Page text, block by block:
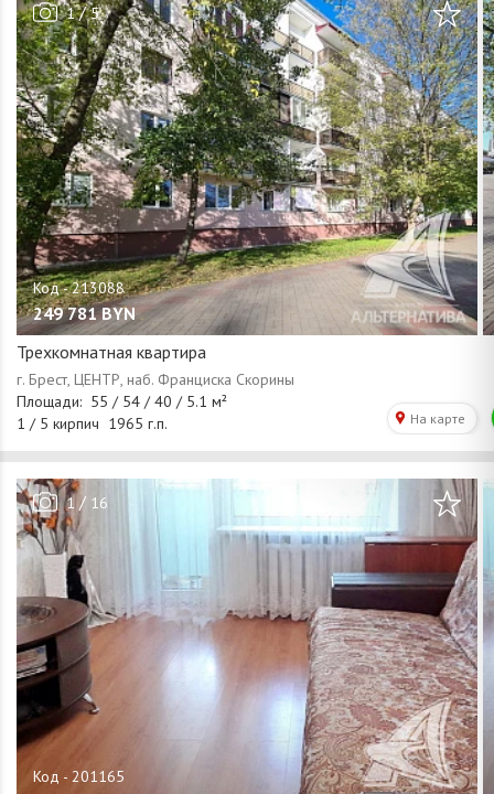
1/5
249 781 BYN
Трехкомнатная квартира
1/ 16